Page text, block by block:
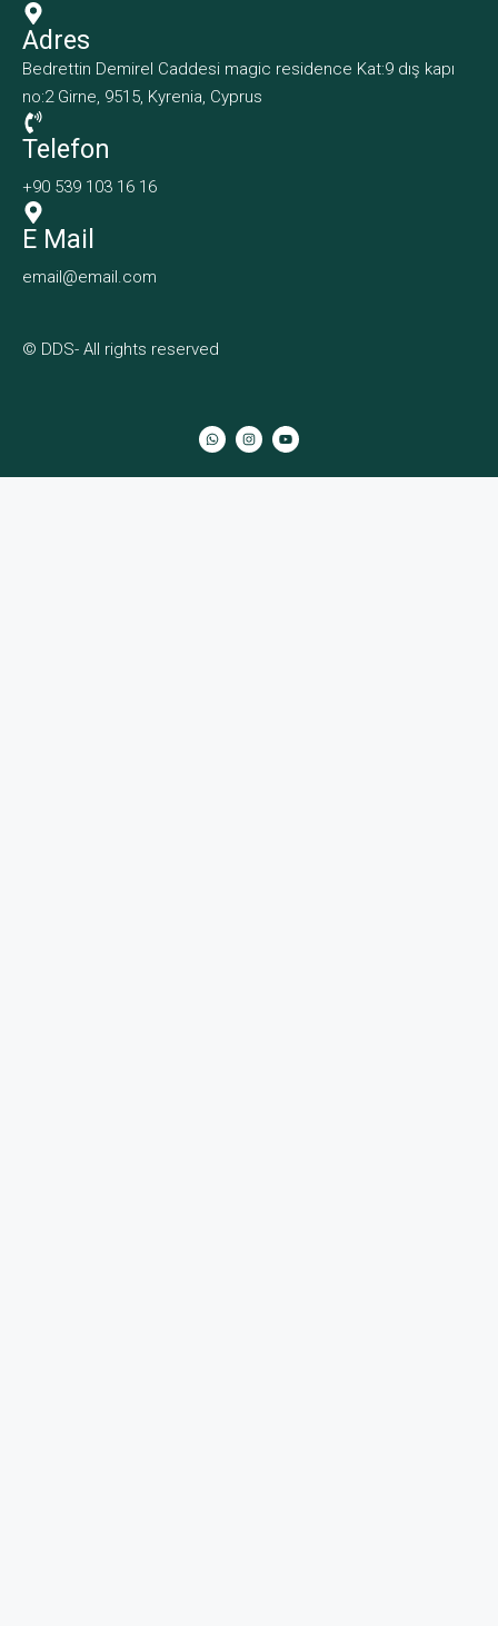
Adres
Bedrettin Demirel Caddesi magic residence Kat:9 dış kapı
no:2 Girne, 9515, Kyrenia, Cyprus
Telefon
+90 539 103 16 16
E Mail
email@email.com
© DDS- All rights reserved